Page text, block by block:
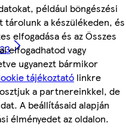
például böngészési
tárolunk a készülékeden, és
elfogadása és az Összes
elfogadhatod vagy
ugyanezt bármikor
tájékoztató linkre
a partnereinkkel, de
A beállításaid alapján
élményedet az oldalon.